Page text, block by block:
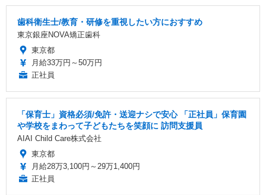
歯科衛生士/教育・研修を重視したい方におすすめ
東京銀座NOVA矯正歯科
東京都
月給33万円～50万円
正社員
「保育士」資格必須/免許・送迎ナシで安心 「正社員」保育園
や学校をまわって子どもたちを笑顔に 訪問支援員
AIAI Child Care株式会社
東京都
月給28万3,100円～29万1,400円
正社員